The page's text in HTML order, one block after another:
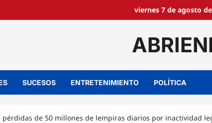
viernes 7 de agosto
SUCESOS ENTRETENIMIENTO POLÍTICA
de 50 millones de lempiras diarios por inactividad